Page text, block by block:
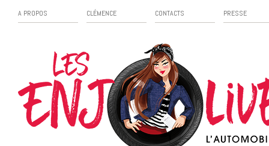
A PROPOS CLÉMENCE CONTACTS PRESSE